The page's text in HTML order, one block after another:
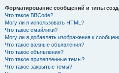
Форматирование сообщений и типы
Что такое BBCode?
Могу ли я использовать HTML?
Что такое смайлики?
Могу ли я добавлять изображения к
Что такое важные объявления?
Что такое объявления?
Что такое прилепленные темы?
Что такое закрытые темы?